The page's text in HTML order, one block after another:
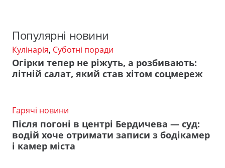
Популярні новини
Кулінарія, Суботні поради
Огірки тепер не ріжуть, а розбивають:
літній салат, який став хітом соцмереж
Гарячі новини
Після погоні в центрі Бердичева — суд:
водій хоче отримати записи з бодікамер
і камер міста